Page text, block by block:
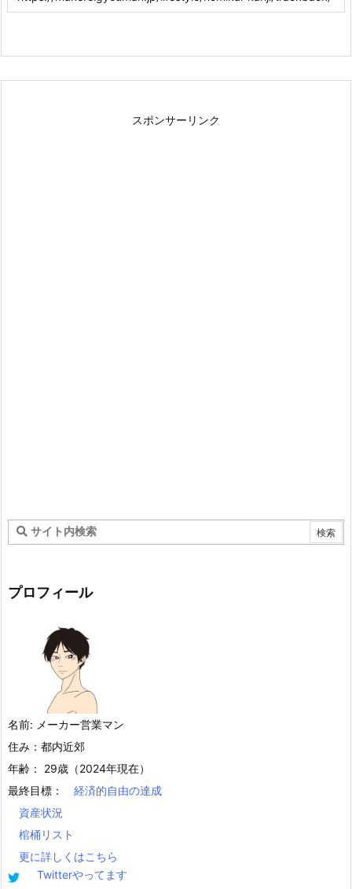
スポンサーリンク
プロフィール
名前: メーカー営業マン
住み：都内近郊
年齢： 29歳（2024年現在）
最終目標：
経済的自由の達成
資産状況
棺桶リスト
更に詳しくはこちら
Twitterやってます